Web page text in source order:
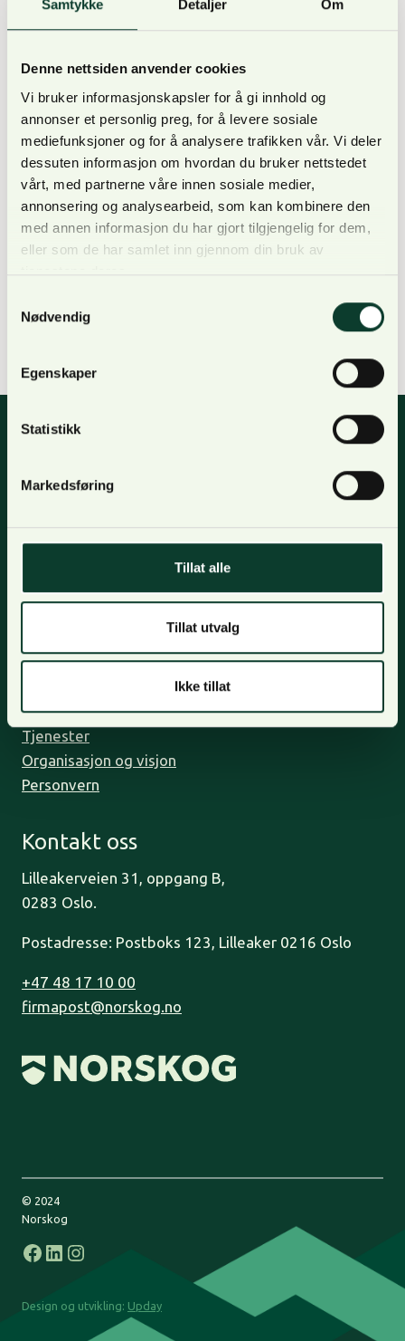
Samtykke Detaljer Om
Denne nettsiden anvender cookies
Vi bruker informasjonskapsler for å gi innhold og
annonser et personlig preg, for å levere sosiale
mediefunksjoner og for å analysere trafikken vår. Vi deler
dessuten informasjon om hvordan du bruker nettstedet
vårt, med partnerne våre innen sosiale medier,
annonsering og analysearbeid, som kan kombinere den
med annen informasjon du har gjort tilgjengelig for dem,
eller som de har samlet inn gjennom din bruk av
Nødvendig
Egenskaper
Statistikk
Markedsføring
Tillat alle
Tillat utvalg
Ikke tillat
1975 in 2006. The size of the country is only
been underdeveloped and based on exploitation of
nature forests or Neombo forests.
GSFF has together with other investors started
with pine, teak and eucalyptus as main species
groups. Duration of the project September 2009 –
Nyhetsbrev
Om oss
Kontakt oss
Tjenester
Organisasjon og visjon
Personvern
Kontakt oss
Lilleakerveien 31, oppgang B,
0283 Oslo.
Postadresse: Postboks 123, Lilleaker 0216 Oslo
+47 48 17 10 00
firmapost@norskog.no
© 2024
Norskog
Facebook
LinkedIn
Instagram
Design og utvikling: Upday